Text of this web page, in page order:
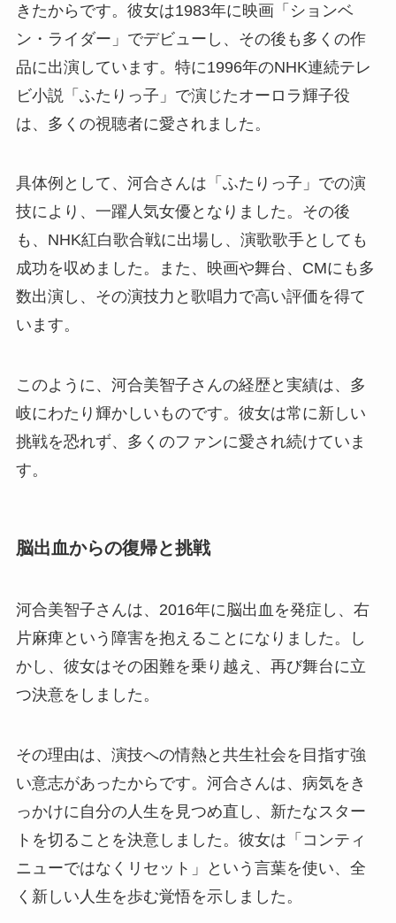
きたからです。彼女は1983年に映画「ションベ
ン・ライダー」でデビューし、その後も多くの作
品に出演しています。特に1996年のNHK連続テレ
ビ小説「ふたりっ子」で演じたオーロラ輝子役
は、多くの視聴者に愛されました。
具体例として、河合さんは「ふたりっ子」での演
技により、一躍人気女優となりました。その後
も、NHK紅白歌合戦に出場し、演歌歌手としても
成功を収めました。また、映画や舞台、CMにも多
数出演し、その演技力と歌唱力で高い評価を得て
います。
このように、河合美智子さんの経歴と実績は、多
岐にわたり輝かしいものです。彼女は常に新しい
挑戦を恐れず、多くのファンに愛され続けていま
す。
脳出血からの復帰と挑戦
河合美智子さんは、2016年に脳出血を発症し、右
片麻痺という障害を抱えることになりました。し
かし、彼女はその困難を乗り越え、再び舞台に立
つ決意をしました。
その理由は、演技への情熱と共生社会を目指す強
い意志があったからです。河合さんは、病気をき
っかけに自分の人生を見つめ直し、新たなスター
トを切ることを決意しました。彼女は「コンティ
ニューではなくリセット」という言葉を使い、全
く新しい人生を歩む覚悟を示しました。